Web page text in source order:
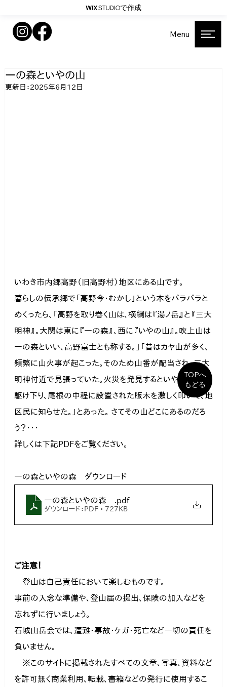
で作成
Menu
一の森といやの山
更新日： 2025年6月12日
いわき市内郷高野（旧高野村）地区にある山です。
暮らしの伝承郷で「高野今・むかし」という本をパラパラと
めくったら、「高野を取り巻く山は、横綱は『湯ノ岳』と『三大
明神』。大関は東に『一の森』、西に『いやの山』。吹上山は
一の森といい、高野富士とも称する。」「昔はカヤ山が多く、
頻繁に山火事が起こった。そのため山番が配当され、三大
明神付近で見張っていた。火災を発見するといやの山まで
駆け下り、尾根の中程に設置された版木を激しく叩いて、地
区民に知らせた。」とあった。 さてその山どこにあるのだろ
う？・・・
詳しくは下記PDFをご覧ください。
一の森といやの森　ダウンロード
一の森といやの森 .pdf
ダウンロード：PDF • 727KB
ご注意！
登山は自己責任において楽しむものです。
事前の入念な準備や、登山届の提出、保険の加入などを
忘れずに行いましょう。
石城山岳会では、遭難・事故・ケガ・死亡など一切の責任を
負いません。
※このサイトに掲載されたすべての文章、写真、資料など
を許可無く商業利用、転載、書籍などの発行に使用するこ
TOPへ
もどる